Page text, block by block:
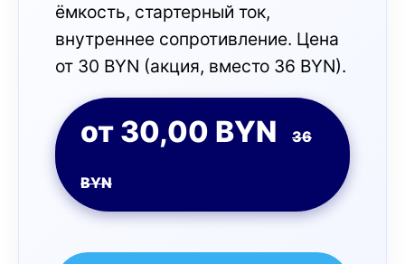
ёмкость, стартерный ток,
внутреннее сопротивление. Цена
от 30 BYN (акция, вместо 36 BYN).
от 30,00 BYN 36
BYN